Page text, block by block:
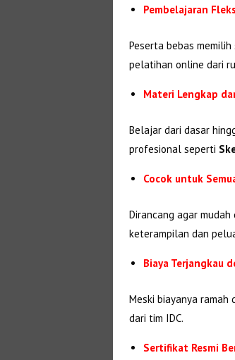
Pembelajaran
Peserta bebas
pelatihan online dari
Materi Lengkap
Belajar dari dasar
profesional seperti
Cocok untuk
Dirancang agar mudah
keterampilan dan
Biaya Terjangkau
Meski biayanya
dari tim IDC.
Sertifikat Resmi